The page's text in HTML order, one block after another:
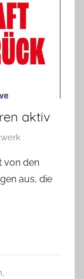
aktiv
von den
aus, die
,